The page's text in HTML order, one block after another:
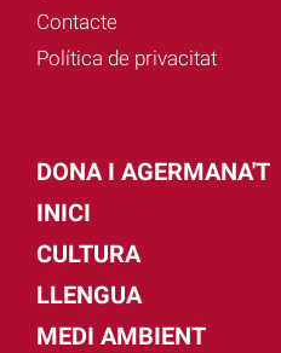
Contacte
Política de privacitat
DONA I AGERMANA'T
INICI
CULTURA
LLENGUA
MEDI AMBIENT